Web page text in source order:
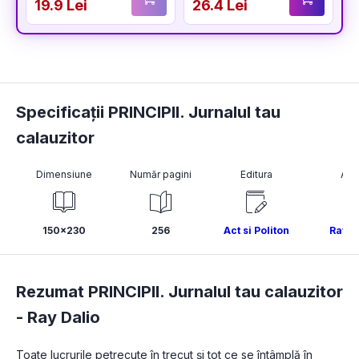
19.9 Lei 26.4 Lei
Specificații PRINCIPII. Jurnalul tau
calauzitor
Dimensiune
150x230
Număr pagini
256
Editura
Act si Politon Ray
Rezumat PRINCIPII. Jurnalul tau calauzitor
- Ray Dalio
Toate lucrurile petrecute în trecut și tot ce se întâmplă în